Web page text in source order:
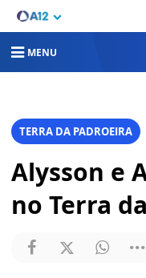
MENU
TERRA DA PADROEIRA
Alysson e
no Terra